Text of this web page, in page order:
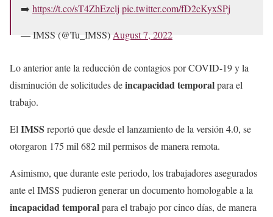
➡️ https://t.co/sT4ZhEzclj pic.twitter.com/fD2cKyxSPj
— IMSS (@Tu_IMSS) August 7, 2022
Lo anterior ante la reducción de contagios por COVID-19 y la
disminución de solicitudes deincapacidad temporalpara el
trabajo.
El IMSS reportó que desde el lanzamiento de la versión 4.0, se
otorgaron 175 mil 682 mil permisos de manera remota.
Asimismo, que durante este periodo, los trabajadores asegurados
ante el IMSS pudieron generar un documento homologable a la
incapacidad temporalpara el trabajo por cinco días, de manera